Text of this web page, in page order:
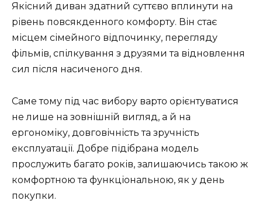
Якісний диван здатний суттєво вплинути на
рівень повсякденного комфорту. Він стає
місцем сімейного відпочинку, перегляду
фільмів, спілкування з друзями та відновлення
сил після насиченого дня.
Саме тому під час вибору варто орієнтуватися
не лише на зовнішній вигляд, а й на
ергономіку, довговічність та зручність
експлуатації. Добре підібрана модель
прослужить багато років, залишаючись такою ж
комфортною та функціональною, як у день
покупки.